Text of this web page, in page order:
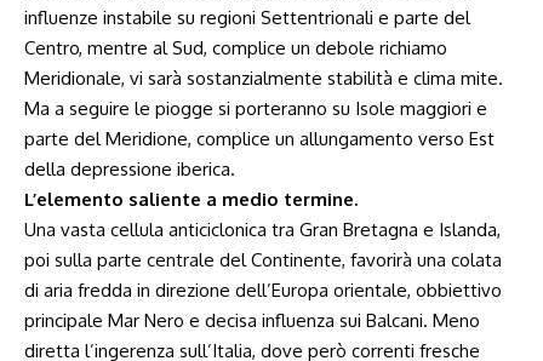
influenze instabile su regioni Settentrionali e parte del
Centro, mentre al Sud, complice un debole richiamo
Meridionale, vi sarà sostanzialmente stabilità e clima mite.
Ma a seguire le piogge si porteranno su Isole maggiori e
parte del Meridione, complice un allungamento verso Est
della depressione iberica.
L’elemento saliente a medio termine.
Una vasta cellula anticiclonica tra Gran Bretagna e Islanda,
poi sulla parte centrale del Continente, favorirà una colata
di aria fredda in direzione dell’Europa orientale, obbiettivo
principale Mar Nero e decisa influenza sui Balcani. Meno
diretta l’ingerenza sull’Italia, dove però correnti fresche